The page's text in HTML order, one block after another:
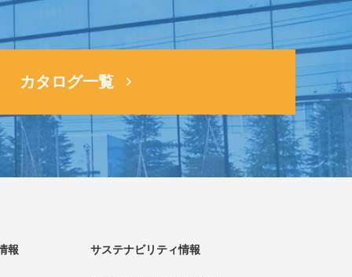
カタログ一覧
報 サステナビリティ情報